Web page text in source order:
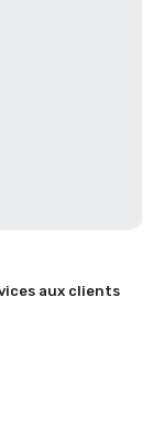
aux clients